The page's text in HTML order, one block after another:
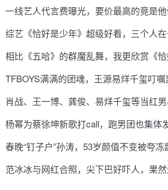
一线艺人代言费曝光，要价最高的竟是他
综艺《恰好是少年》超级好看，三个人
相比《五哈》的群魔乱舞，我更欣赏《
TFBOYS满满的团魂，王源易烊千玺叮
肖战、王一博、龚俊、易烊千玺等当红
杨幂为蔡徐坤新歌打call，跑男团也集体
春晚“钉子户”孙涛，53岁颜值不变被夸
范冰冰与网红合照，尖下巴好吓人，果